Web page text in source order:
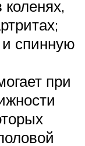
спинную
при